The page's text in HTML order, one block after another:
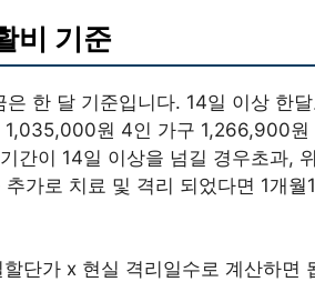
비 기준
은 한 달 기준입니다. 14일 이상 한
원 4인 가구 1,266,900
간이 14일 이상을 넘길 경우초과,
가로 치료 및 격리 되었다면 1개
단가 x 현실 격리일수로 계산하면